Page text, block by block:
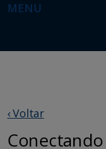
MENU
‹ Voltar